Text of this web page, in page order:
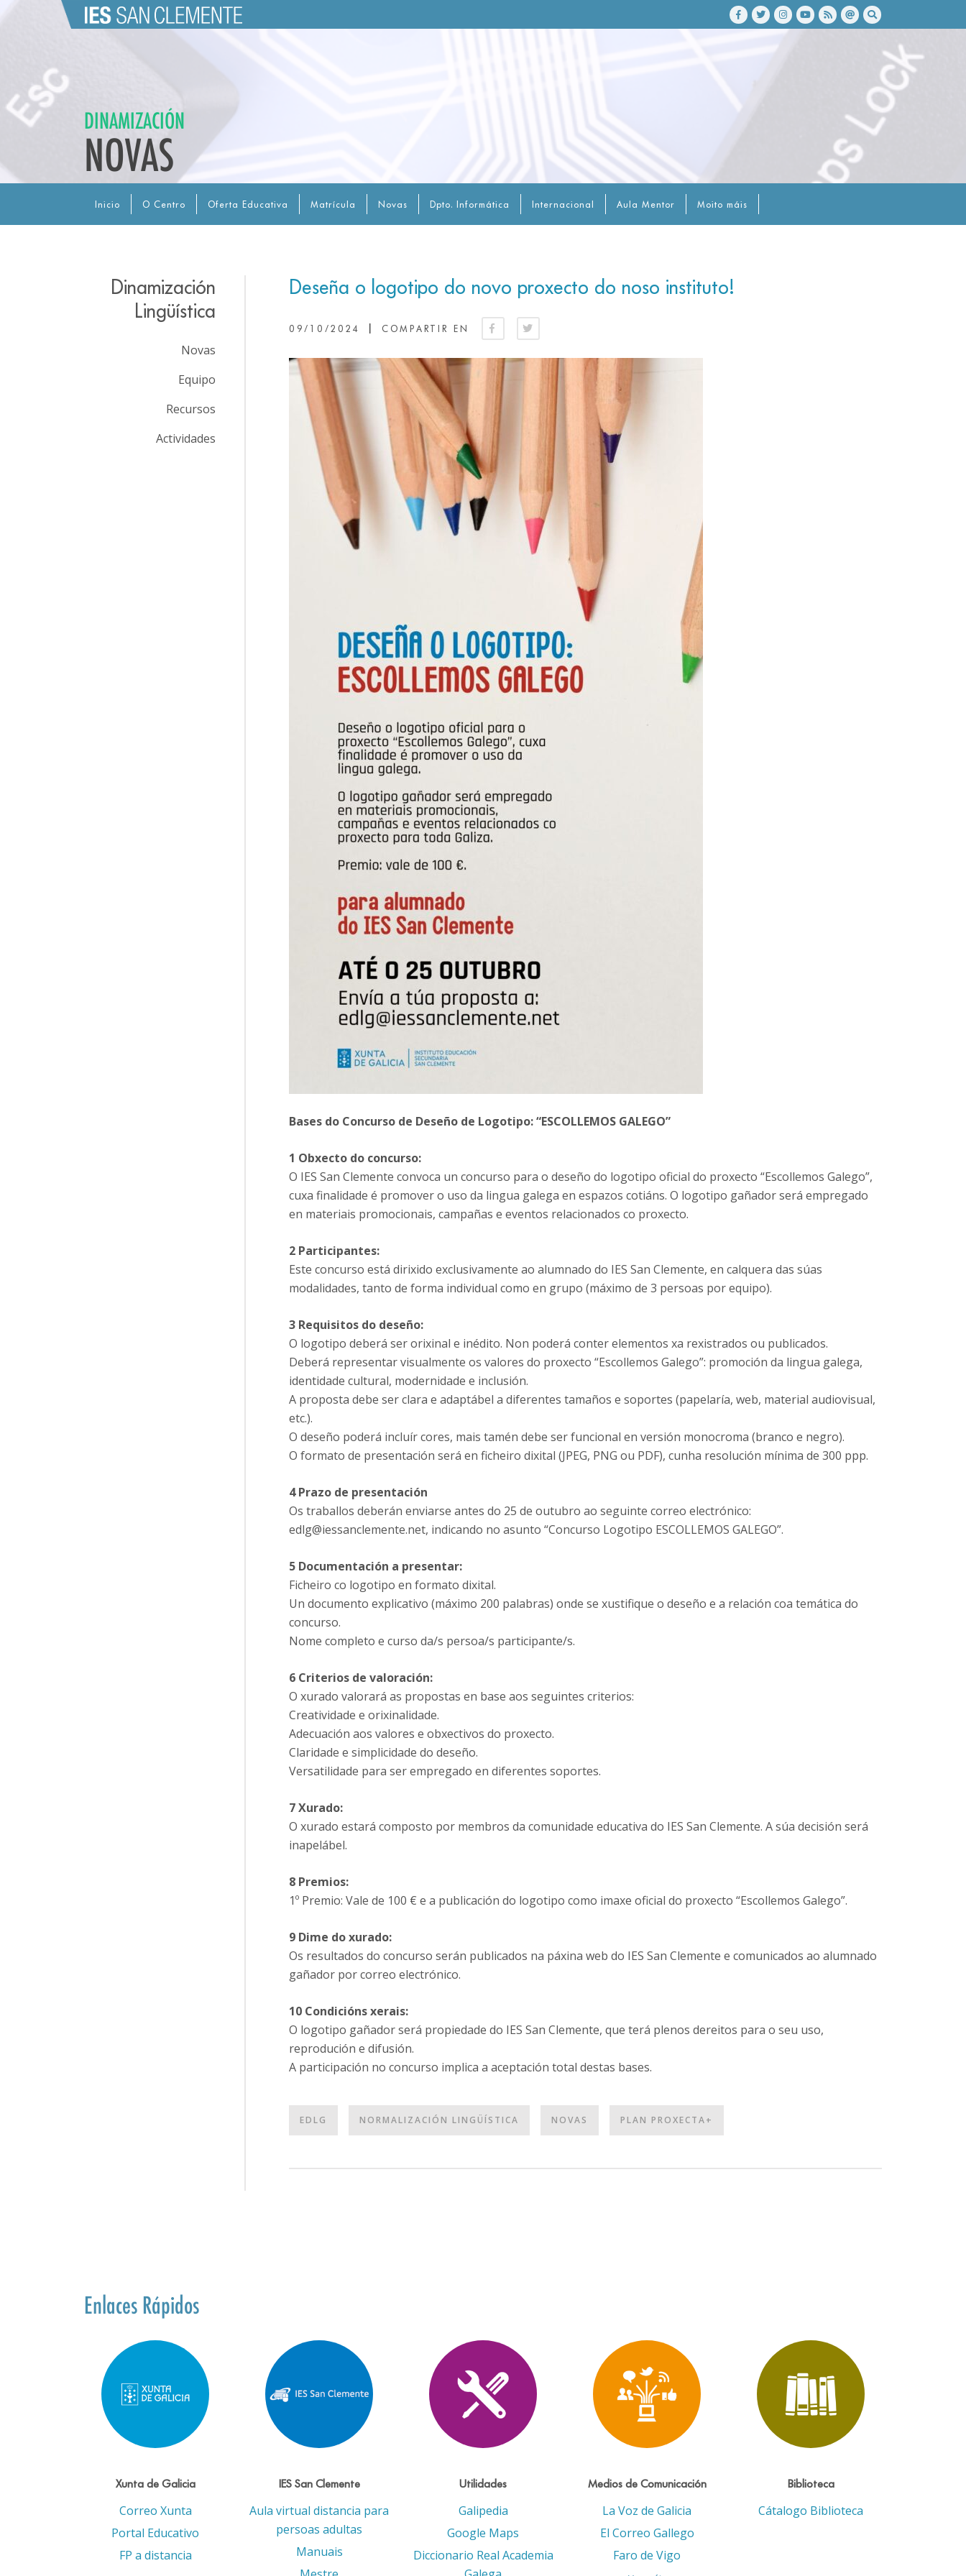
DINAMIZACIÓN
NOVAS
Inicio O Centro Oferta Educativa Matrícula Novas Dpto. Informática Internacional Aula Mentor Moito máis
Deseña o logotipo do novo proxecto do noso instituto!
09/10/2024 COMPARTIR EN
Bases do Concurso de Deseño de Logotipo: “ESCOLLEMOS GALEGO”
1 Obxecto do concurso:
O IES San Clemente convoca un concurso para o deseño do logotipo oficial do proxecto “Escollemos Galego”,
cuxa finalidade é promover o uso da lingua galega en espazos cotiáns. O logotipo gañador será empregado
en materiais promocionais, campañas e eventos relacionados co proxecto.
2 Participantes:
Este concurso está dirixido exclusivamente ao alumnado do IES San Clemente, en calquera das súas
modalidades, tanto de forma individual como en grupo (máximo de 3 persoas por equipo).
3 Requisitos do deseño:
O logotipo deberá ser orixinal e inédito. Non poderá conter elementos xa rexistrados ou publicados.
Deberá representar visualmente os valores do proxecto “Escollemos Galego”: promoción da lingua galega,
identidade cultural, modernidade e inclusión.
A proposta debe ser clara e adaptábel a diferentes tamaños e soportes (papelaría, web, material audiovisual,
etc.).
O deseño poderá incluír cores, mais tamén debe ser funcional en versión monocroma (branco e negro).
O formato de presentación será en ficheiro dixital (JPEG, PNG ou PDF), cunha resolución mínima de 300 ppp.
4 Prazo de presentación
Os traballos deberán enviarse antes do 25 de outubro ao seguinte correo electrónico:
edlg@iessanclemente.net, indicando no asunto “Concurso Logotipo ESCOLLEMOS GALEGO”.
5 Documentación a presentar:
Ficheiro co logotipo en formato dixital.
Un documento explicativo (máximo 200 palabras) onde se xustifique o deseño e a relación coa temática do
concurso.
Nome completo e curso da/s persoa/s participante/s.
6 Criterios de valoración:
O xurado valorará as propostas en base aos seguintes criterios:
Creatividade e orixinalidade.
Adecuación aos valores e obxectivos do proxecto.
Claridade e simplicidade do deseño.
Versatilidade para ser empregado en diferentes soportes.
7 Xurado:
O xurado estará composto por membros da comunidade educativa do IES San Clemente. A súa decisión será
inapelábel.
8 Premios:
1º Premio: Vale de 100 € e a publicación do logotipo como imaxe oficial do proxecto “Escollemos Galego”.
9 Dime do xurado:
Os resultados do concurso serán publicados na páxina web do IES San Clemente e comunicados ao alumnado
gañador por correo electrónico.
10 Condicións xerais:
O logotipo gañador será propiedade do IES San Clemente, que terá plenos dereitos para o seu uso,
reprodución e difusión.
A participación no concurso implica a aceptación total destas bases.
EDLG NORMALIZACIÓN LINGÜÍSTICA NOVAS PLAN PROXECTA+
Dinamización
Lingüística
Novas
Equipo
Recursos
Actividades
Enlaces Rápidos
Xunta de Galicia
Correo Xunta
Portal Educativo
FP a distancia
IES San Clemente
Aula virtual distancia para
persoas adultas
Manuais
Utilidades
Galipedia
Google Maps
Diccionario Real Academia
Medios de Comunicación
La Voz de Galicia
El Correo Gallego
Faro de Vigo
Biblioteca
Cátalogo Biblioteca